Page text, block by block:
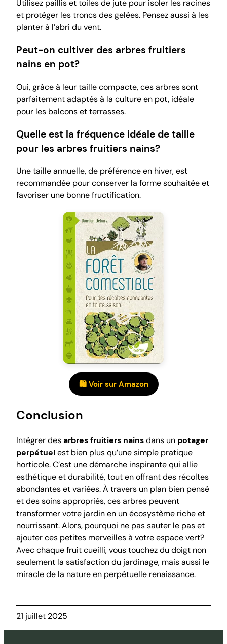
Utilisez paillis et toiles de jute pour isoler les racines
et protéger les troncs des gelées. Pensez aussi à les
planter à l’abri du vent.
Peut-on cultiver des arbres fruitiers
nains en pot?
Oui, grâce à leur taille compacte, ces arbres sont
parfaitement adaptés à la culture en pot, idéale
pour les balcons et terrasses.
Quelle est la fréquence idéale de taille
pour les arbres fruitiers nains?
Une taille annuelle, de préférence en hiver, est
recommandée pour conserver la forme souhaitée et
favoriser une bonne fructification.
🛍️ Voir sur Amazon
Conclusion
Intégrer desarbres fruitiers nainsdans un potager
perpétuelest bien plus qu’une simple pratique
horticole. C’est une démarche inspirante qui allie
esthétique et durabilité, tout en offrant des récoltes
abondantes et variées. À travers un plan bien pensé
et des soins appropriés, ces arbres peuvent
transformer votre jardin en un écosystème riche et
nourrissant. Alors, pourquoi ne pas sauter le pas et
ajouter ces petites merveilles à votre espace vert?
Avec chaque fruit cueilli, vous touchez du doigt non
seulement la satisfaction du jardinage, mais aussi le
miracle de la nature en perpétuelle renaissance.
21 juillet 2025